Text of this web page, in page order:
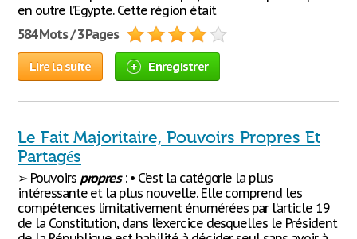
en outre l’Egypte. Cette région était
584 Mots / 3 Pages
Lire la suite Enregistrer
Le Fait Majoritaire, Pouvoirs Propres Et
Partagés
➢ Pouvoirs propres: • C’est la catégorie la plus
intéressante et la plus nouvelle. Elle comprend les
compétences limitativement énumérées par l’article 19
de la Constitution, dans l’exercice desquelles le Président